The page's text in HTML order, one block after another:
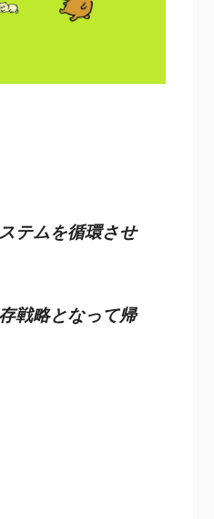
テムを循環させ
戦略となって帰